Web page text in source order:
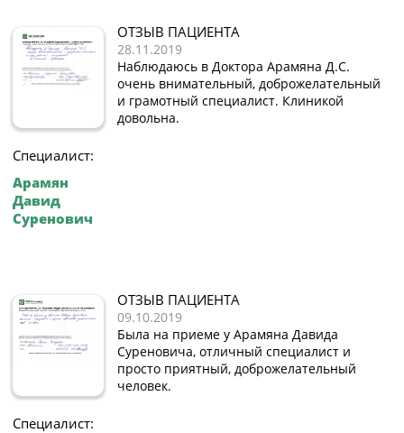
Специалист:
Арамян
Давид
Суренович
ОТЗЫВ ПАЦИЕНТА
28.11.2019
Наблюдаюсь в Доктора Арамяна Д.С.
очень внимательный, доброжелательный
и грамотный специалист. Клиникой
довольна.
Специалист:
ОТЗЫВ ПАЦИЕНТА
09.10.2019
Была на приеме у Арамяна Давида
Суреновича, отличный специалист и
просто приятный, доброжелательный
человек.